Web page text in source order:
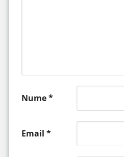
Nume*
Email *